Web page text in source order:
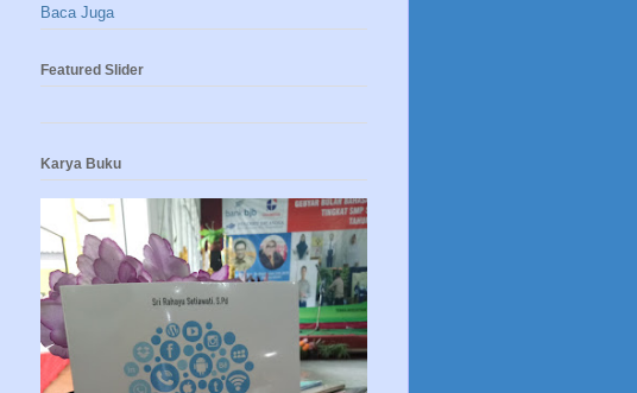
Baca Juga
Featured Slider
Karya Buku